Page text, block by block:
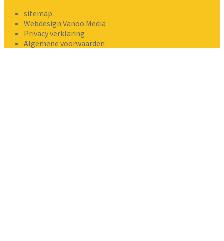
sitemap
Webdesign Vanoo Media
Privacy verklaring
Algemene voorwaarden